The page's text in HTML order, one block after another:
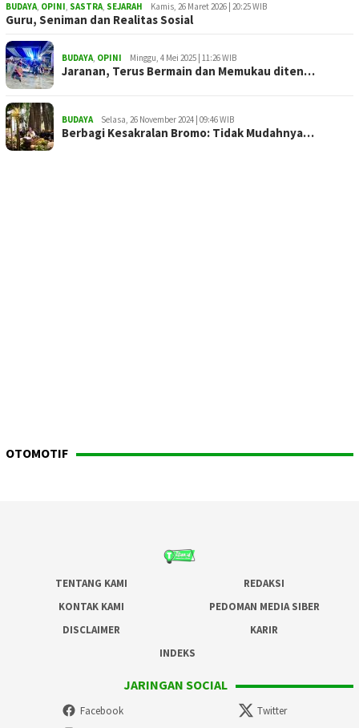
BUDAYA, OPINI, SASTRA, SEJARAH Kamis, 26 Maret 2026 | 20:25 WIB
Guru, Seniman dan Realitas Sosial
BUDAYA, OPINI Minggu, 4 Mei 2025 | 11:26 WIB
Jaranan, Terus Bermain dan Memukau diten…
BUDAYA Selasa, 26 November 2024 | 09:46 WIB
Berbagi Kesakralan Bromo: Tidak Mudahnya…
OTOMOTIF
TENTANG KAMI
REDAKSI
KONTAK KAMI
PEDOMAN MEDIA SIBER
DISCLAIMER
KARIR
INDEKS
JARINGAN SOCIAL
Facebook Twitter